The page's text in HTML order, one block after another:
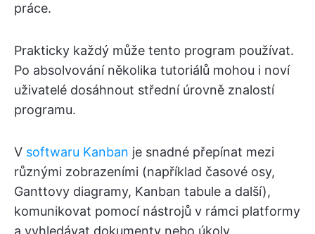
práce.
Prakticky každý může tento program používat.
Po absolvování několika tutoriálů mohou i noví
uživatelé dosáhnout střední úrovně znalostí
programu.
V softwaru Kanban je snadné přepínat mezi
různými zobrazeními (například časové osy,
Ganttovy diagramy, Kanban tabule a další),
komunikovat pomocí nástrojů v rámci platformy